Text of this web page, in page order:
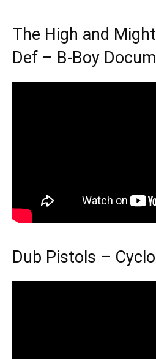
The High and
Def – B-Boy
Dub Pistols –